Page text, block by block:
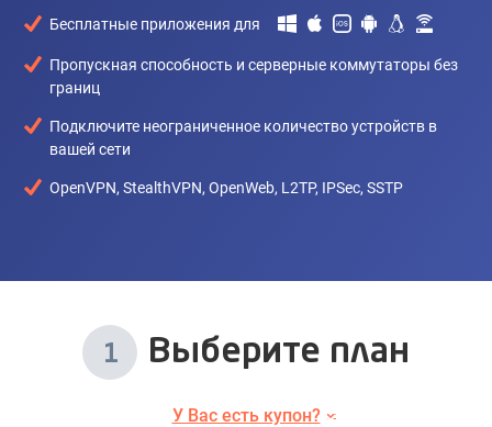
Бесплатные приложения для
Пропускная способность и серверные коммутаторы без
границ
Подключите неограниченное количество устройств в
вашей сети
OpenVPN, StealthVPN, OpenWeb, L2TP, IPSec, SSTP
1 Выберите план
У Вас есть купон?